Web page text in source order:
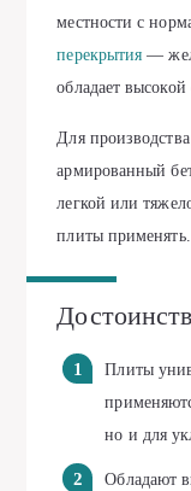
местности с
перекрытия —
обладает
Для
армированный
легкой или
плиты применять.
Плиты
но и для
Обладают